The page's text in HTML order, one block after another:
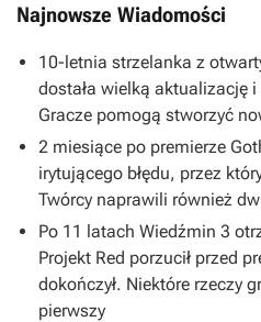
Najnowsze Wiadomości
10-letnia strzelanka z
dostała wielką aktualizację
Gracze pomogą stworzyć
2 miesiące po premierze
irytującego błędu, przez
Twórcy naprawili również
Po 11 latach Wiedźmin 3
Projekt Red porzucił przed
dokończył. Niektóre rzeczy
pierwszy